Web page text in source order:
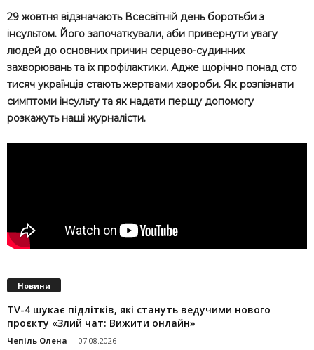
29 жовтня відзначають Всесвітній день боротьби з
інсультом. Його започаткували, аби привернути увагу
людей до основних причин серцево-судинних
захворювань та їх профілактики. Адже щорічно понад сто
тисяч українців стають жертвами хвороби. Як розпізнати
симптоми інсульту та як надати першу допомогу
розкажуть наші журналісти.
Новини
TV-4 шукає підлітків, які стануть ведучими нового
проєкту «Злий чат: Вижити онлайн»
Чепіль Олена - 07.08.2026